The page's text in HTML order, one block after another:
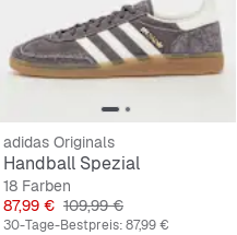
adidas Originals
Handball Spezial
18 Farben
Preis
87,99 € Originalpreis
109,99 €
30-Tage-Bestpreis:87,99 €